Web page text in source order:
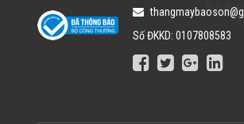
Số ĐKKD: 0107808583